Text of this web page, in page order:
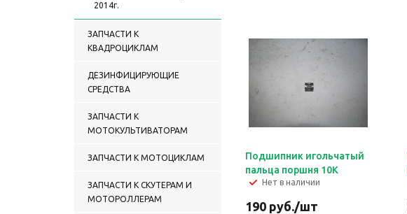
2014г.
ЗАПЧАСТИ К
КВАДРОЦИКЛАМ
ДЕЗИНФИЦИРУЮЩИЕ
СРЕДСТВА
ЗАПЧАСТИ К
МОТОКУЛЬТИВАТОРАМ
ЗАПЧАСТИ К МОТОЦИКЛАМ
ЗАПЧАСТИ К СКУТЕРАМ И
МОТОРОЛЛЕРАМ
Подшипник игольчатый
пальца поршня 10К
Нет в наличии
190 руб./шт